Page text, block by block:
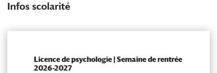
Infos scolarité
Licence de psychologie | Semaine de rentrée
2026-2027